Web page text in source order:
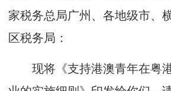
家税务总局广州、各地级市、
区税务局：
现将《支持港澳青年在粤港